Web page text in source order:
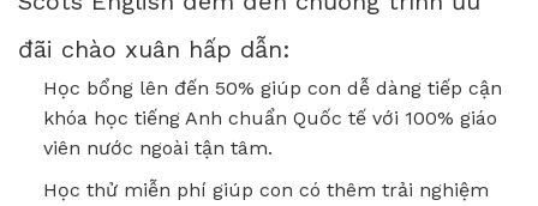
đãi chào xuân hấp dẫn:
Học bổng lên đến 50% giúp con dễ dàng tiếp cận
khóa học tiếng Anh chuẩn Quốc tế với 100% giáo
viên nước ngoài tận tâm.
Học thử miễn phí giúp con có thêm trải nghiệm